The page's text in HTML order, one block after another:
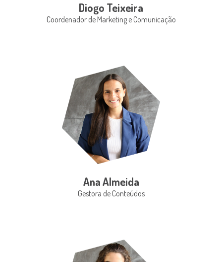
Diogo Teixeira
Coordenador de Marketing e Comunicação
Ana Almeida
Gestora de Conteúdos